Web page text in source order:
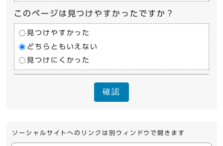
このページは見つけやすかったですか？
見つけやすかった
どちらともいえない
見つけにくかった
確認
ソーシャルサイトへのリンクは別ウィンドウで開きます